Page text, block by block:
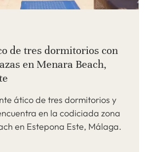
de tres dormitorios con
en Menara Beach,
ático de tres dormitorios y
en la codiciada zona
en Estepona Este, Málaga.